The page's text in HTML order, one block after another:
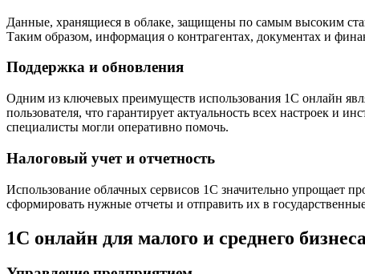
Данные, хранящиеся в облаке, защищены по самым высоким
Таким образом, информация о контрагентах, документах и
Поддержка и обновления
Одним из ключевых преимуществ использования 1С онлайн
пользователя, что гарантирует актуальность всех настроек и
специалисты могли оперативно помочь.
Налоговый учет и отчетность
Использование облачных сервисов 1С значительно упрощает
сформировать нужные отчеты и отправить их в
1С онлайн для малого и среднего бизнеса